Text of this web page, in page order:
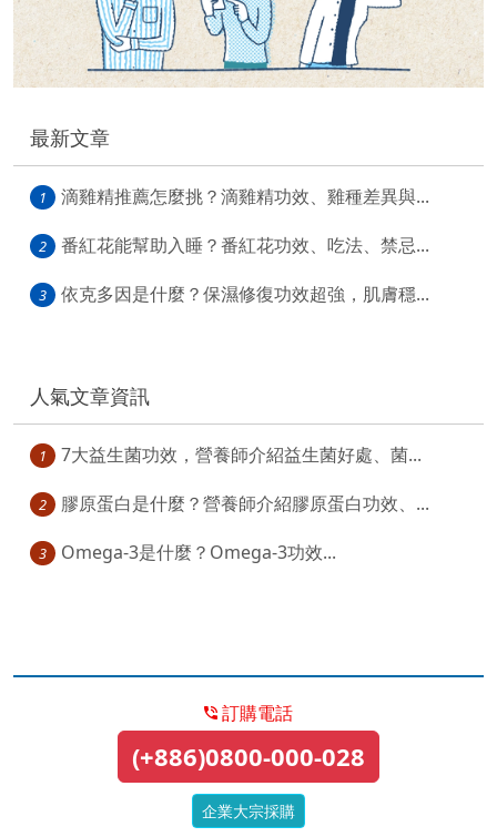
最新文章
1 滴雞精推薦怎麼挑？滴雞精功效、雞種差異與...
2 番紅花能幫助入睡？番紅花功效、吃法、禁忌...
3 依克多因是什麼？保濕修復功效超強，肌膚穩...
人氣文章資訊
1 7大益生菌功效，營養師介紹益生菌好處、菌...
2 膠原蛋白是什麼？營養師介紹膠原蛋白功效、...
3 Omega-3是什麼？Omega-3功效...
訂購電話
(+886)0800-000-028
企業大宗採購